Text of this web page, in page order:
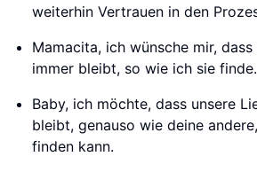
weiterhin Vertrauen in den
Mamacita, ich wünsche mir,
immer bleibt, so wie ich sie finde.
Baby, ich möchte, dass unsere
bleibt, genauso wie deine
finden kann.